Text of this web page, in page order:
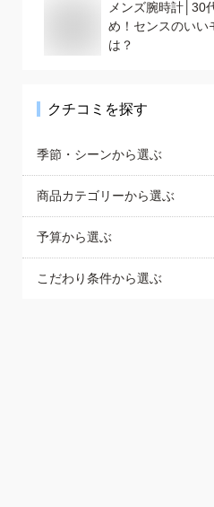
メンズ腕時計│30
め！センスのいい
は？
クチコミを探す
季節・シーンから選ぶ
商品カテゴリーから選ぶ
予算から選ぶ
こだわり条件から選ぶ